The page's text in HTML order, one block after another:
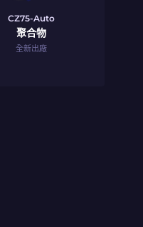
CZ75-Auto
聚合物
全新出廠